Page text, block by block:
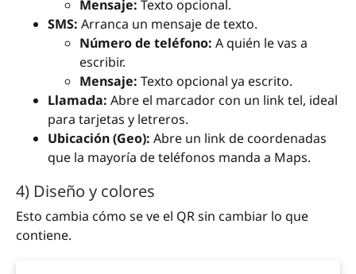
Mensaje: Texto opcional.
SMS: Arranca un mensaje de texto.
Número de teléfono: A quién le vas a
escribir.
Mensaje: Texto opcional ya escrito.
Llamada: Abre el marcador con un link tel, ideal
para tarjetas y letreros.
Ubicación (Geo): Abre un link de coordenadas
que la mayoría de teléfonos manda a Maps.
4) Diseño y colores
Esto cambia cómo se ve el QR sin cambiar lo que
contiene.